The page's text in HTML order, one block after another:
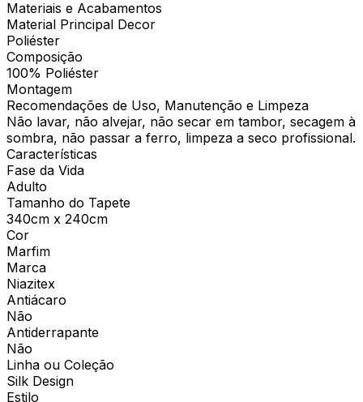
Materiais e Acabamentos
Material Principal Decor
Poliéster
Composição
100% Poliéster
Montagem
Recomendações de Uso, Manutenção e Limpeza
Não lavar, não alvejar, não secar em tambor, secagem à
sombra, não passar a ferro, limpeza a seco profissional.
Características
Fase da Vida
Adulto
Tamanho do Tapete
340cm x 240cm
Cor
Marfim
Marca
Niazitex
Antiácaro
Não
Antiderrapante
Não
Linha ou Coleção
Silk Design
Estilo